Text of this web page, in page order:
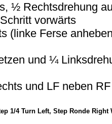
½ Rechtsdrehung
vorwärts
(linke Ferse
und ¼
und LF neben
1/4 Turn Left, Step Ronde Right